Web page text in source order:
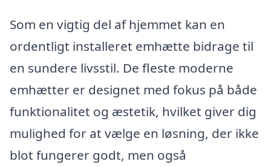
Som en vigtig del af hjemmet kan en
ordentligt installeret emhætte bidrage til
en sundere livsstil. De fleste moderne
emhætter er designet med fokus på både
funktionalitet og æstetik, hvilket giver dig
mulighed for at vælge en løsning, der ikke
blot fungerer godt, men også